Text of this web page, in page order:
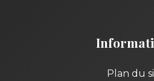
Plan du